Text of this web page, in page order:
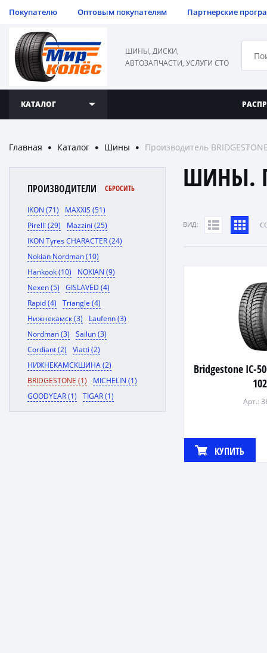
Покупателю Оптовым покупателям Партнерские
ШИНЫ, ДИСКИ,
АВТОЗАПЧАСТИ, УСЛУГИ СТО
КАТАЛОГ
Главная ● Каталог ● Шины ● Производитель
ПРОИЗВОДИТЕЛИ СБРОСИТЬ
IKON (71)
MAXXIS (51)
Pirelli (29)
Mazzini (25)
IKON Tyres CHARACTER (24)
Nokian Nordman (10)
Hankook (10)
NOKIAN (9)
Nexen (5)
GISLAVED (4)
Rapid (4)
Triangle (4)
Нижнекамск (3)
Laufenn (3)
Nordman (3)
Sailun (3)
Cordiant (2)
Viatti (2)
НИЖНЕКАМСКШИНА (2)
BRIDGESTONE (1)
MICHELIN (1)
GOODYEAR (1)
TIGAR (1)
ШИНЫ.
ВИД:
Bridgestone IC-
Арт.:
КУПИТЬ